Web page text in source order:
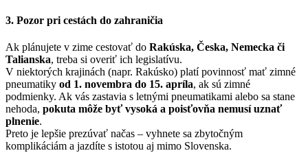
3. Pozor pri cestách do zahraničia
Ak plánujete v zime cestovať do Rakúska, Česka, Nemecka či
Talianska, treba si overiť ich legislatívu.
V niektorých krajinách (napr. Rakúsko) platí povinnosť mať zimné
pneumatiky od 1. novembra do 15. apríla, ak sú zimné
podmienky. Ak vás zastavia s letnými pneumatikami alebo sa stane
nehoda, pokuta môže byť vysoká a poisťovňa nemusí uznať
plnenie.
Preto je lepšie prezúvať načas – vyhnete sa zbytočným
komplikáciám a jazdíte s istotou aj mimo Slovenska.